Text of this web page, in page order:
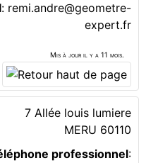
: remi.andre@geometre-
expert.fr
Mis à jour il y a 11 mois.
7 Allée louis lumiere
MERU 60110
professionnel: